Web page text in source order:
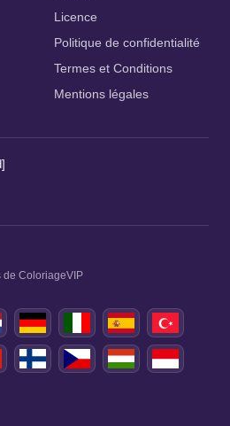
Licence
Politique de confidentialité
Termes et Conditions
Mentions légales
de ColoriageVIP